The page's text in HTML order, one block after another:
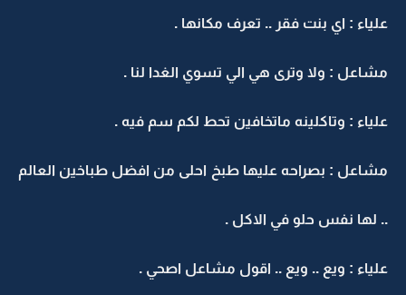
علياء : اي بنت فقر .. تعرف مكانها .
مشاعل : ولا وترى هي الي تسوي الغدا لنا .
علياء : وتاكلينه ماتخافين تحط لكم سم فيه .
مشاعل : بصراحه عليها طبخ احلى من افضل طباخين العالم
.. لها نفس حلو في الاكل .
علياء : ويع .. ويع .. اقول مشاعل اصحي .